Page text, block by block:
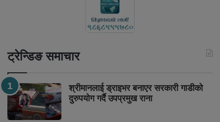
ट्रेन्डिङ समाचार
श्रीमानलाई ड्राइभर बनाएर सरकारी गाडीको
दुरुपयोग गर्दै उपप्रमुख राना